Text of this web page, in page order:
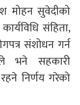
मोहन सुवेदीको
संहिता,
संशोधन गर्न
भने सहकारी
निर्णय गरेको